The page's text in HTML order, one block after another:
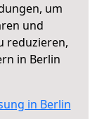
um
und
reduzieren,
in Berlin
in Berlin